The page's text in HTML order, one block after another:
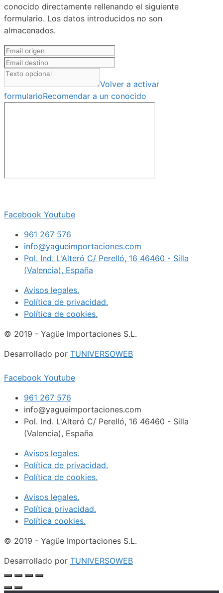
conocido directamente rellenando el siguiente
formulario. Los datos introducidos no son
almacenados.
Volver a activar
formularioRecomendar a un conocido
Facebook Youtube
961 267 576
info@yagueimportaciones.com
Pol. Ind. L'Alteró C/ Perelló, 16 46460 - Silla
(Valencia), España
Avisos legales.
Política de privacidad.
Política de cookies.
© 2019 - Yagüe Importaciones S.L.
Desarrollado por TUNIVERSOWEB
Facebook Youtube
961 267 576
info@yagueimportaciones.com
Pol. Ind. L'Alteró C/ Perelló, 16 46460 - Silla
(Valencia), España
Avisos legales.
Política de privacidad.
Política de cookies.
Avisos legales.
Política privacidad.
Política cookies.
© 2019 - Yagüe Importaciones S.L.
Desarrollado por TUNIVERSOWEB